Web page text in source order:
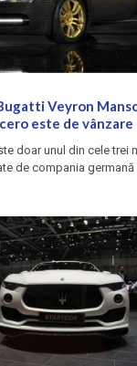
Veyron
este de vânzare
doar unul din cele trei
de compania germană